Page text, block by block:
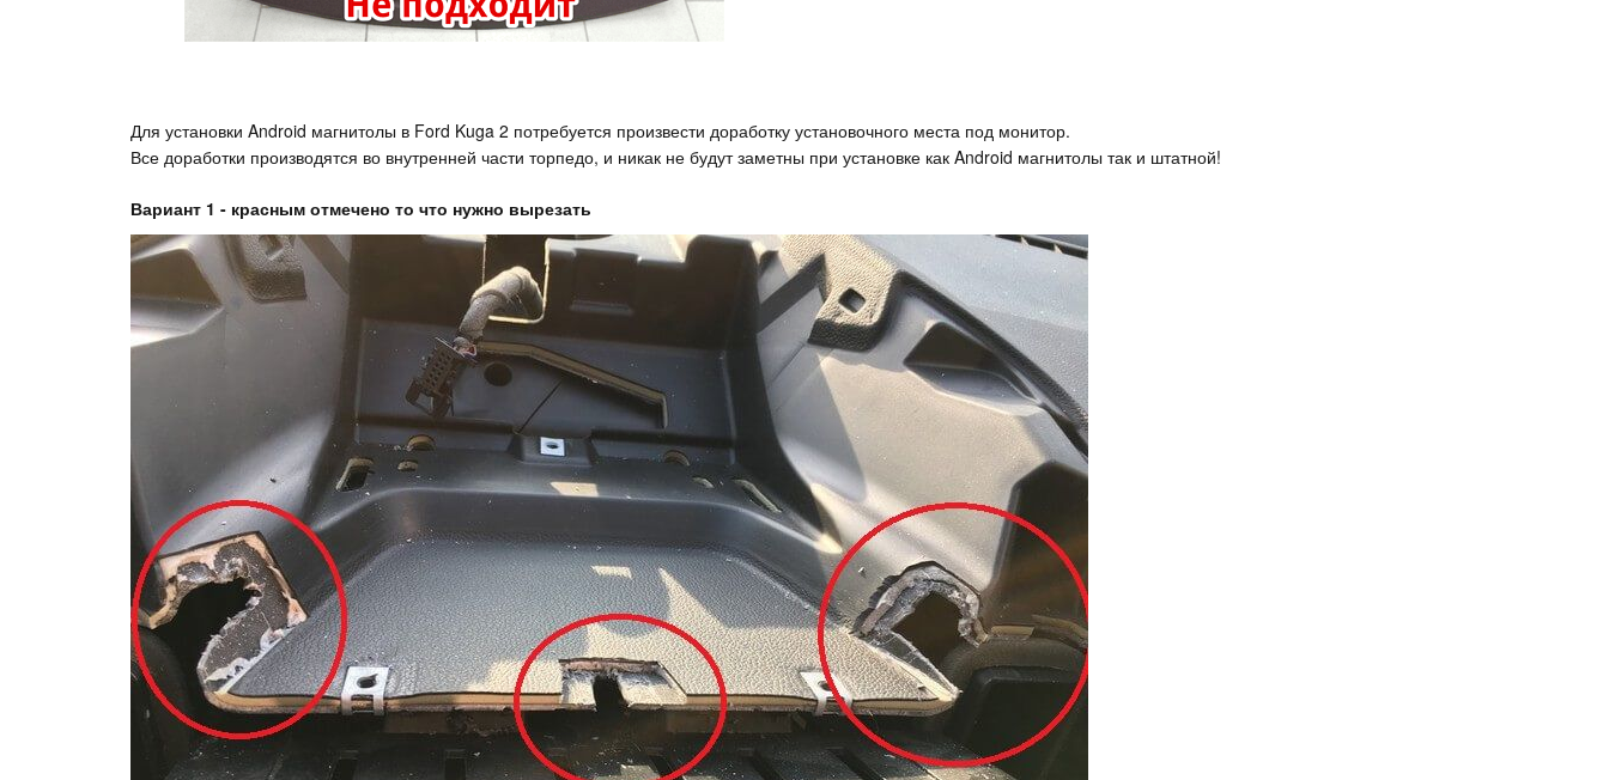
Для установки Android магнитолы в Ford Kuga 2 потребуется произвести доработку установочного места под монитор.
Все доработки производятся во внутренней части торпедо, и никак не будут заметны при установке как Android магнитолы так и штатной!
Вариант 1 - красным отмечено то что нужно вырезать